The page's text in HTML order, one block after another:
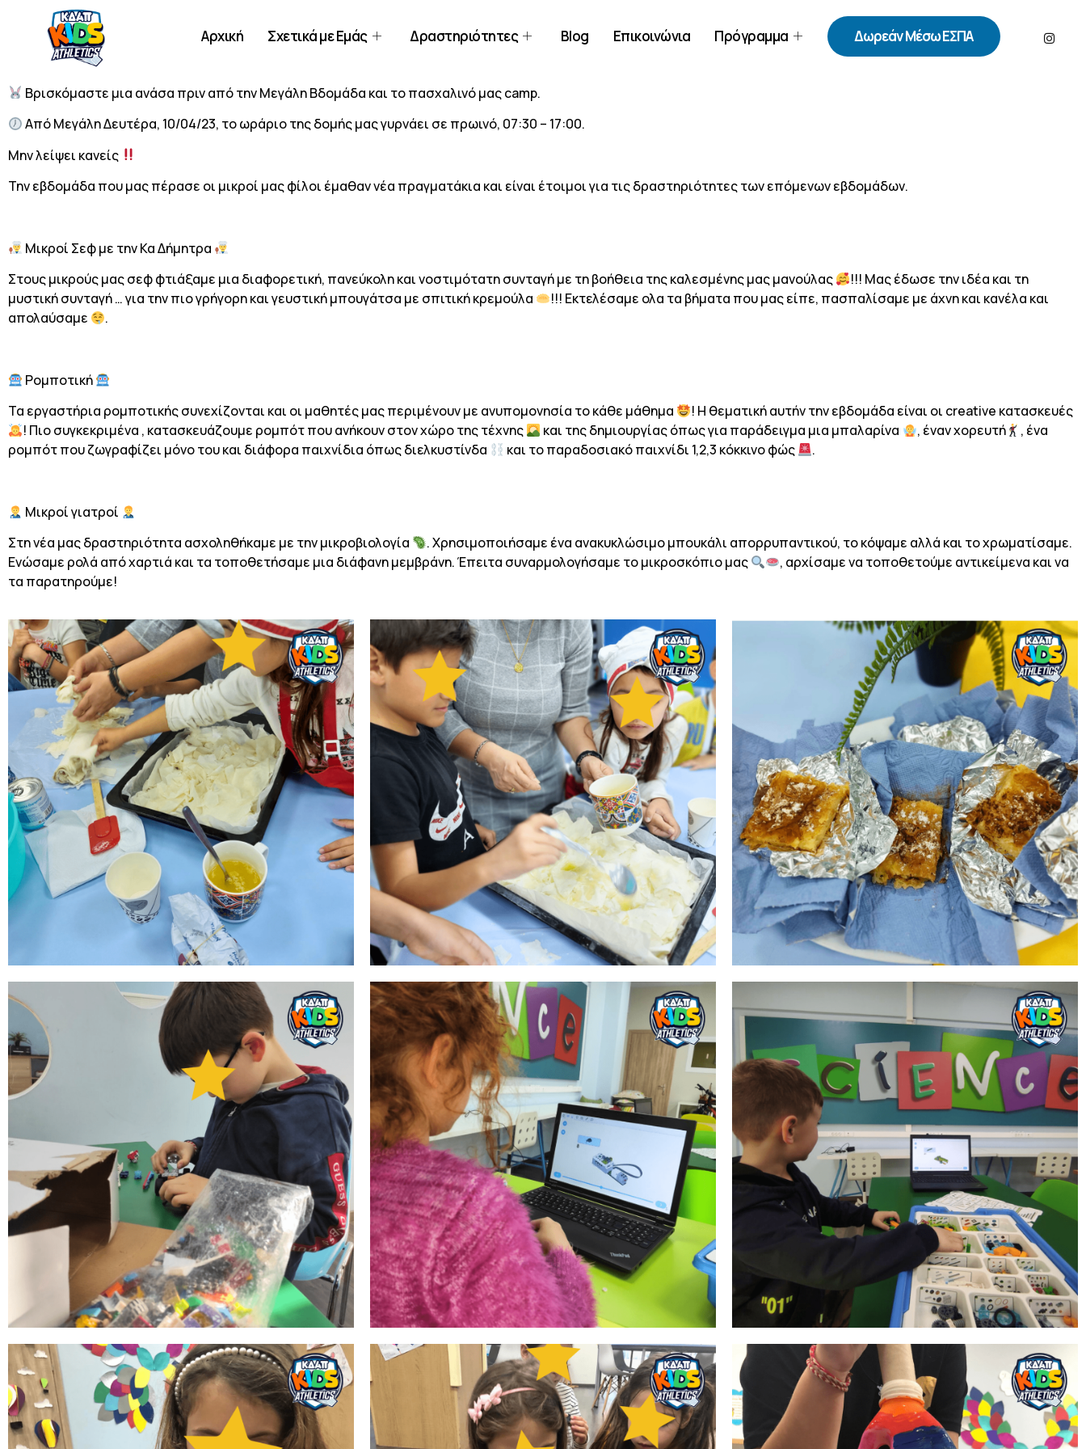
Αρχική Σχετικά με Εμάς Δραστηριότητες Blog Επικοινώνια Πρόγραμμα Δωρεάν Μέσω ΕΣΠΑ
Βρισκόμαστε μια ανάσα πριν από την Μεγάλη Βδομάδα και το πασχαλινό μας camp.
Από Μεγάλη Δευτέρα, 10/04/23, το ωράριο της δομής μας γυρνάει σε πρωινό, 07:30 – 17:00.
Μην λείψει κανείς
Την εβδομάδα που μας πέρασε οι μικροί μας φίλοι έμαθαν νέα πραγματάκια και είναι έτοιμοι για τις δραστηριότητες των επόμενων εβδομάδων.
Μικροί Σεφ με την Κα Δήμητρα
Στους μικρούς μας σεφ φτιάξαμε μια διαφορετική, πανεύκολη και νοστιμότατη συνταγή με τη βοήθεια της καλεσμένης μας μανούλας
!!! Μας έδωσε την ιδέα και τη
μυστική συνταγή … για την πιο γρήγορη και γευστική μπουγάτσα με σπιτική κρεμούλα
!!! Εκτελέσαμε ολα τα βήματα που μας είπε, πασπαλίσαμε με άχνη και κανέλα και
απολαύσαμε
.
Ρομποτική
Τα εργαστήρια ρομποτικής συνεχίζονται και οι μαθητές μας περιμένουν με ανυπομονησία το κάθε μάθημα
! Η θεματική αυτήν την εβδομάδα είναι οι creative κατασκευές
! Πιο συγκεκριμένα , κατασκευάζουμε ρομπότ που ανήκουν στον χώρο της τέχνης
και της δημιουργίας όπως για παράδειγμα μια μπαλαρίνα , έναν χορευτή
, ένα
ρομπότ που ζωγραφίζει μόνο του και διάφορα παιχνίδια όπως διελκυστίνδα
και το παραδοσιακό παιχνίδι 1,2,3 κόκκινο φώς .
Μικροί γιατροί
Στη νέα μας δραστηριότητα ασχοληθήκαμε με την μικροβιολογία
. Χρησιμοποιήσαμε ένα ανακυκλώσιμο μπουκάλι απορρυπαντικού, το κόψαμε αλλά και το χρωματίσαμε.
Ενώσαμε ρολά από χαρτιά και τα τοποθετήσαμε μια διάφανη μεμβράνη. Έπειτα συναρμολογήσαμε το μικροσκόπιο μας
, αρχίσαμε να τοποθετούμε αντικείμενα και να
τα παρατηρούμε!